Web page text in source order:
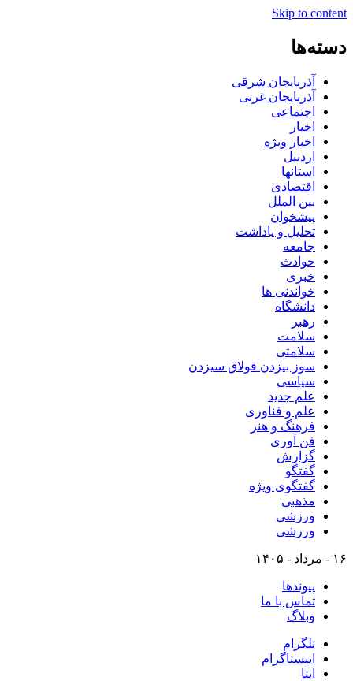
Skip to content
دسته‌ها
آذربایجان شرقی
آذربایجان غربی
اجتماعی
اخبار
اخبار ویژه
اردبیل
استانها
اقتصادی
بین الملل
پیشخوان
تحلیل و یاداشت
جامعه
حوادث
خبری
خواندنی ها
دانشگاه
رهبر
سلامت
سلامتی
سوز بیزدن قولاق سیزدن
سیاسی
علم جدید
علم و فناوری
فرهنگ و هنر
فن آوری
گزارش
گفتگو
گفتگوی ویژه
مذهبی
ورزشی
ورزشی
۱۶ - مرداد - ۱۴۰۵
پیوندها
تماس با ما
وبلاگ
تلگرام
اینستاگرام
ایتا